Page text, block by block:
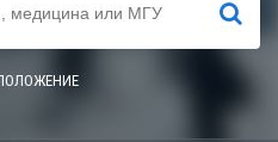
НАЙТИ